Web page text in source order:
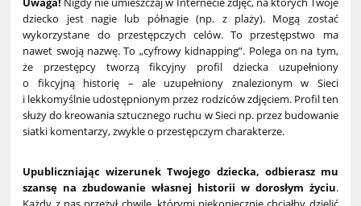
dziecko jest nagie lub półnagie (np. z plaży). Mogą zostać
wykorzystane do przestępczych celów. To przestępstwo ma
nawet swoją nazwę. To „cyfrowy kidnapping”. Polega on na tym,
że przestępcy tworzą fikcyjny profil dziecka uzupełniony
o fikcyjną historię – ale uzupełniony znalezionym w Sieci
i lekkomyślnie udostępnionym przez rodziców zdjęciem. Profil ten
służy do kreowania sztucznego ruchu w Sieci np. przez budowanie
siatki komentarzy, zwykle o przestępczym charakterze.
Upubliczniając wizerunek Twojego dziecka, odbierasz mu
szansę na zbudowanie własnej historii w dorosłym życiu.